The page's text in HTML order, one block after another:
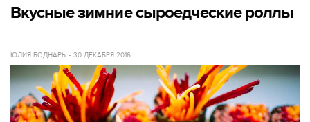
Вкусные зимние сыроедческие роллы
ЮЛИЯ БОДНАРЬ 30 ДЕКАБРЯ 2016